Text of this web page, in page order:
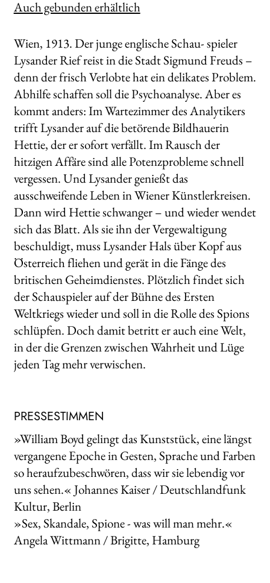
Auch gebunden erhältlich
Wien, 1913. Der junge englische Schau- spieler
Lysander Rief reist in die Stadt Sigmund Freuds –
denn der frisch Verlobte hat ein delikates Problem.
Abhilfe schaffen soll die Psychoanalyse. Aber es
kommt anders: Im Wartezimmer des Analytikers
trifft Lysander auf die betörende Bildhauerin
Hettie, der er sofort verfällt. Im Rausch der
hitzigen Affäre sind alle Potenzprobleme schnell
vergessen. Und Lysander genießt das
ausschweifende Leben in Wiener Künstlerkreisen.
Dann wird Hettie schwanger – und wieder wendet
sich das Blatt. Als sie ihn der Vergewaltigung
beschuldigt, muss Lysander Hals über Kopf aus
Österreich fliehen und gerät in die Fänge des
britischen Geheimdienstes. Plötzlich findet sich
der Schauspieler auf der Bühne des Ersten
Weltkriegs wieder und soll in die Rolle des Spions
schlüpfen. Doch damit betritt er auch eine Welt,
in der die Grenzen zwischen Wahrheit und Lüge
jeden Tag mehr verwischen.
PRESSESTIMMEN
»William Boyd gelingt das Kunststück, eine längst
vergangene Epoche in Gesten, Sprache und Farben
so heraufzubeschwören, dass wir sie lebendig vor
uns sehen.« Johannes Kaiser / Deutschlandfunk
Kultur, Berlin
»Sex, Skandale, Spione - was will man mehr.«
Angela Wittmann / Brigitte, Hamburg